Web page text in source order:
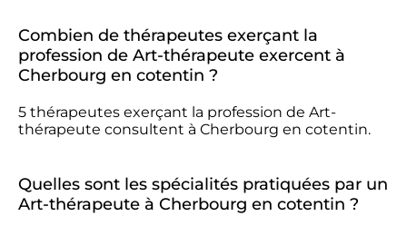
Combien de thérapeutes exerçant la
profession de Art-thérapeute exercent à
Cherbourg en cotentin ?
5 thérapeutes exerçant la profession de Art-
thérapeute consultent à Cherbourg en cotentin.
Quelles sont les spécialités pratiquées par un
Art-thérapeute à Cherbourg en cotentin ?